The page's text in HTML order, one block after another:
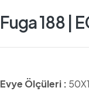
Fuga 188 |
Evye Ölçüleri :